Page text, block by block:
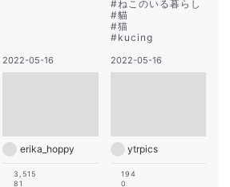
#ねこのいる暮らし
#貓
#猫
#kucing
2022-05-16
erika_hoppy
3,515
81
2022-05-16
ytrpics
194
0